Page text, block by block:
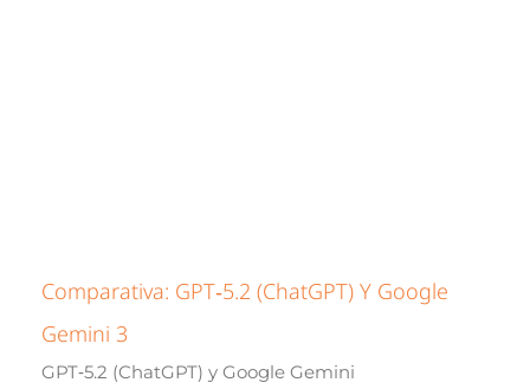
Comparativa: GPT‑5.2 (ChatGPT) Y Google
Gemini 3
GPT‑5.2 (ChatGPT) y Google Gemini